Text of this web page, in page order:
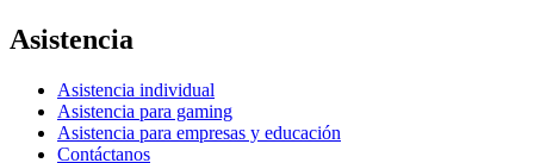
Asistencia
Asistencia individual
Asistencia para gaming
Asistencia para empresas y educación
Contáctanos